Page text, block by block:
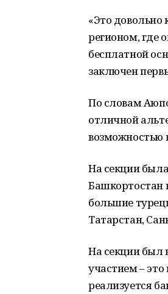
«Это
регионом, где
бесплатной
заключен
По словам
отличной
возможностью
На секции
Башкортостан
большие
Татарстан,
На секции был
участием –
реализуется